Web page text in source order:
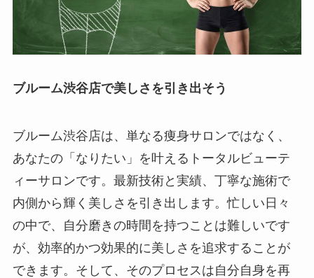
ブルーム渋谷店で美しさを引き出そう
ブルーム渋谷店は、単なる痩身サロンではなく、
あなたの「なりたい」を叶えるトータルビューテ
ィーサロンです。最新技術と実績、丁寧な施術で
内側から輝く美しさを引き出します。忙しい日々
の中で、自分磨きの時間を持つことは難しいです
が、効率的かつ効果的に美しさを追求することが
できます。そして、そのプロセスは自分自身を再